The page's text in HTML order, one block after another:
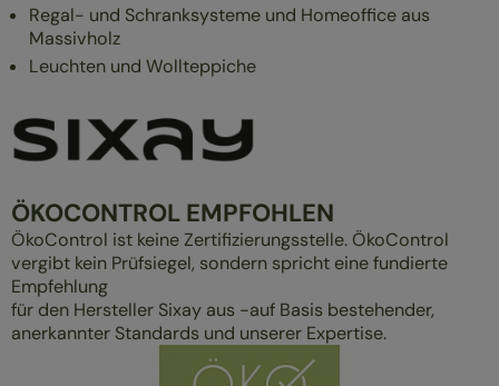
Regal- und Schranksysteme und Homeoffice aus
Massivholz
Leuchten und Wollteppiche
ÖKOCONTROL EMPFOHLEN
ÖkoControl ist keine Zertifizierungsstelle. ÖkoControl
vergibt kein Prüfsiegel, sondern spricht eine fundierte
Empfehlung
für den Hersteller Sixay aus -auf Basis bestehender,
anerkannter Standards und unserer Expertise.